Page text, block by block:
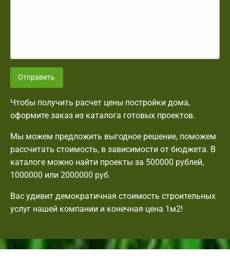
Отправить
Чтобы получить расчет цены постройки дома,
оформите заказ из каталога готовых проектов.
Мы можем предложить выгодное решение, поможем
рассчитать стоимость, в зависимости от бюджета. В
каталоге можно найти проекты за 500000 рублей,
1000000 или 2000000 руб.
Вас удивит демократичная стоимость строительных
услуг нашей компании и конечная цена 1м2!